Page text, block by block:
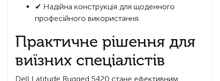
✔ Надійна конструкція для щоденного
професійного використання.
Практичне рішення для
виїзних спеціалістів
Dell Latitude Rugged 5420 стане ефективним